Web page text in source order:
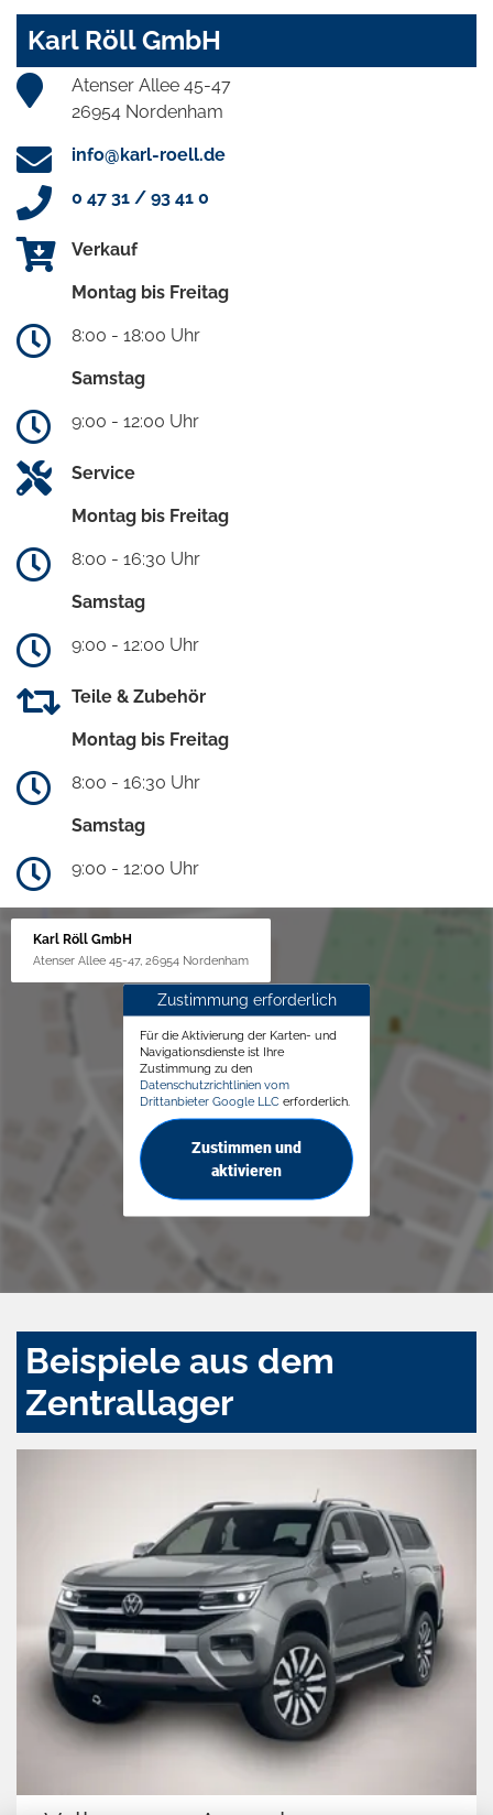
Karl Röll GmbH
Atenser Allee 45-47
26954 Nordenham
info@karl-roell.de
0 47 31 / 93 41 0
Verkauf
Montag bis Freitag
8:00 - 18:00 Uhr
Samstag
9:00 - 12:00 Uhr
Service
Montag bis Freitag
8:00 - 16:30 Uhr
Samstag
9:00 - 12:00 Uhr
Teile & Zubehör
Montag bis Freitag
8:00 - 16:30 Uhr
Samstag
9:00 - 12:00 Uhr
Karl Röll GmbH
Atenser Allee 45-47, 26954 Nordenham
Zustimmung erforderlich
Für die Aktivierung der Karten- und
Navigationsdienste ist Ihre
Zustimmung zu den
Datenschutzrichtlinien vom
Drittanbieter Google LLC erforderlich.
Zustimmen und
aktivieren
Beispiele aus dem
Zentrallager